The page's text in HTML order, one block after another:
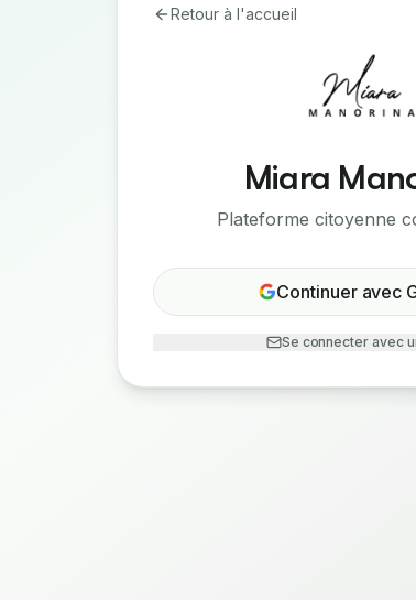
Retour à l'accueil
Miara
Plateforme citoyenne
Continuer avec
Se connecter avec